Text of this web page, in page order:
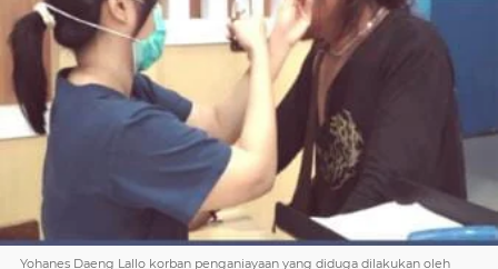
Yohanes Daeng Lallo korban penganiayaan yang diduga dilakukan oleh